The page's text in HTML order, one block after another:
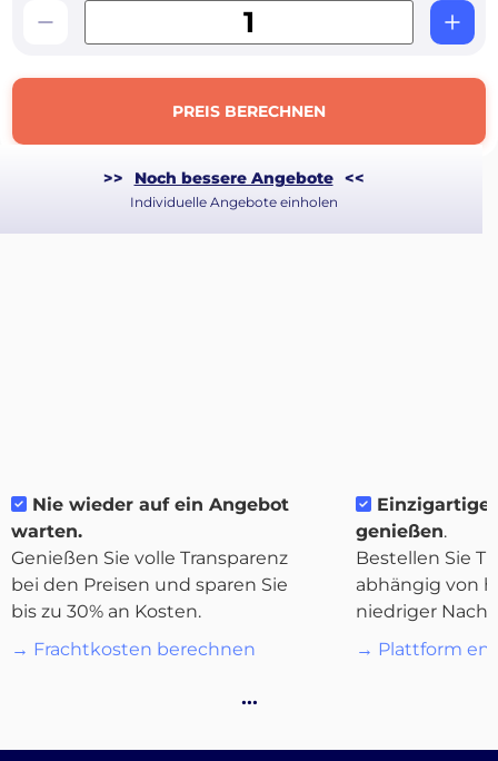
Quicargo
Entdecken
PREIS BERECHNEN
>> Noch bessere Angebote <<
Individuelle Angebote einholen
Nie wieder auf ein Angebot
warten.
Genießen Sie volle Transparenz
bei den Preisen und sparen Sie
bis zu 30% an Kosten.
→ Frachtkosten berechnen
genießen.
Bestellen Sie
abhängig von
niedriger
→ Plattform
…